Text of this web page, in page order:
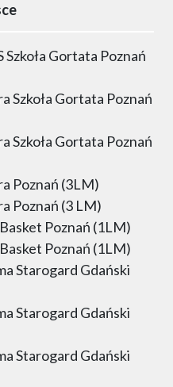
Szkoła Gortata Poznań
Szkoła Gortata Poznań
Szkoła Gortata Poznań
Poznań (3LM)
Poznań (3 LM)
Poznań (1LM)
Poznań (1LM)
Starogard Gdański
Starogard Gdański
Starogard Gdański